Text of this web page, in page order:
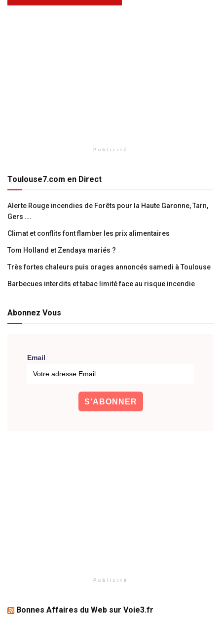
Publicité
Toulouse7.com en Direct
Alerte Rouge incendies de Forêts pour la Haute Garonne, Tarn,
Gers ….
Climat et conflits font flamber les prix alimentaires
Tom Holland et Zendaya mariés ?
Très fortes chaleurs puis orages annoncés samedi à Toulouse
Barbecues interdits et tabac limité face au risque incendie
Abonnez Vous
Email
Publicité
Bonnes Affaires du Web sur Voie3.fr